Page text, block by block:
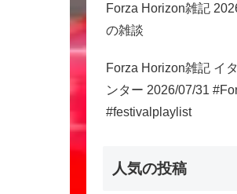
Forza Horizon雑記
の雑談
Forza Horizon雑記 イ
ンター 2026/07/31
#festivalplaylist
人気の投稿